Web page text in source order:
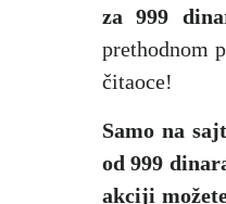
za 999
prethodnom
čitaoce!
Samo na
od 999
akciji